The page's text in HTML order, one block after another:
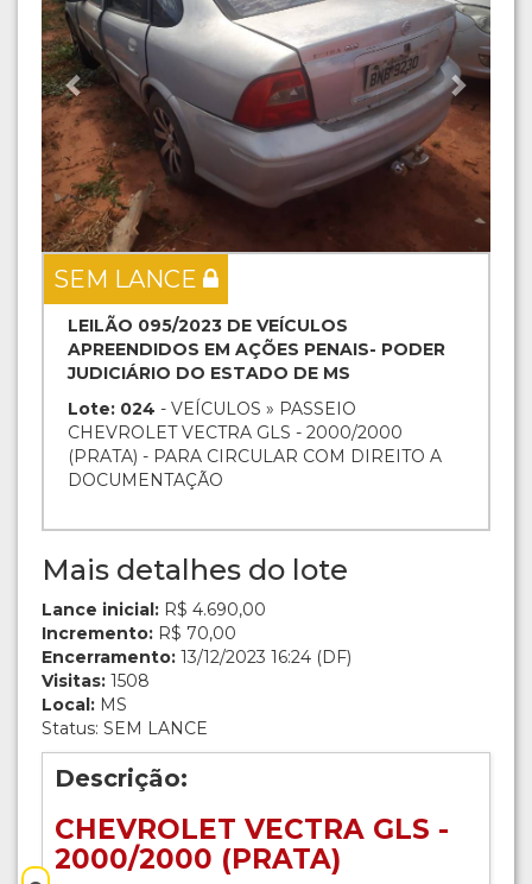
SEM LANCE
LEILÃO 095/2023 DE VEÍCULOS
APREENDIDOS EM AÇÕES PENAIS- PODER
JUDICIÁRIO DO ESTADO DE MS
Lote: 024 - VEÍCULOS » PASSEIO
CHEVROLET VECTRA GLS - 2000/2000
(PRATA) - PARA CIRCULAR COM DIREITO A
DOCUMENTAÇÃO
Mais detalhes do lote
Lance inicial: R$ 4.690,00
Incremento: R$ 70,00
Encerramento: 13/12/2023 16:24 (DF)
Visitas: 1508
Local: MS
Status: SEM LANCE
Descrição:
CHEVROLET VECTRA GLS -
2000/2000 (PRATA)